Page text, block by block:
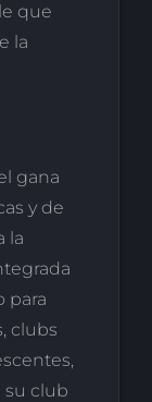
que
la
gana
y de
la
para
clubs
su club